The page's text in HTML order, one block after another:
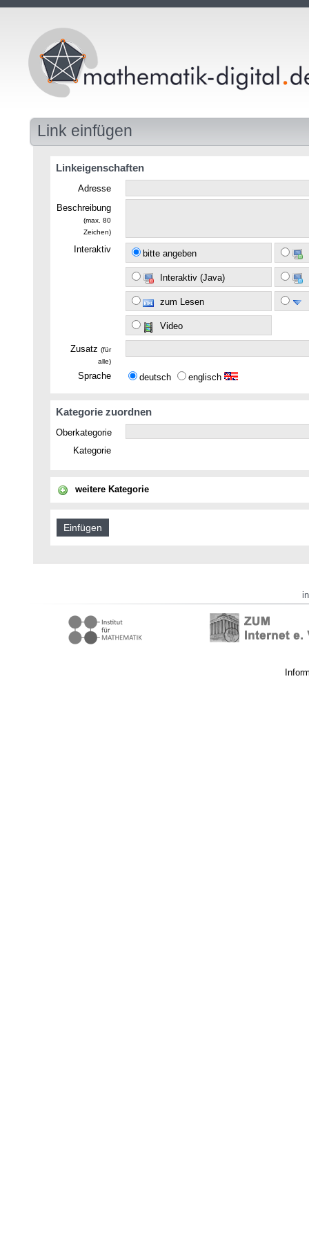
Link einfügen
Linkeigenschaften
Adresse
Beschreibung
(max. 80
Zeichen)
Interaktiv bitte angeben
Interaktiv (Java)
zum Lesen
Video
Zusatz (für
alle)
Sprache deutsch englisch
Kategorie zuordnen
Oberkategorie
Kategorie
weitere Kategorie